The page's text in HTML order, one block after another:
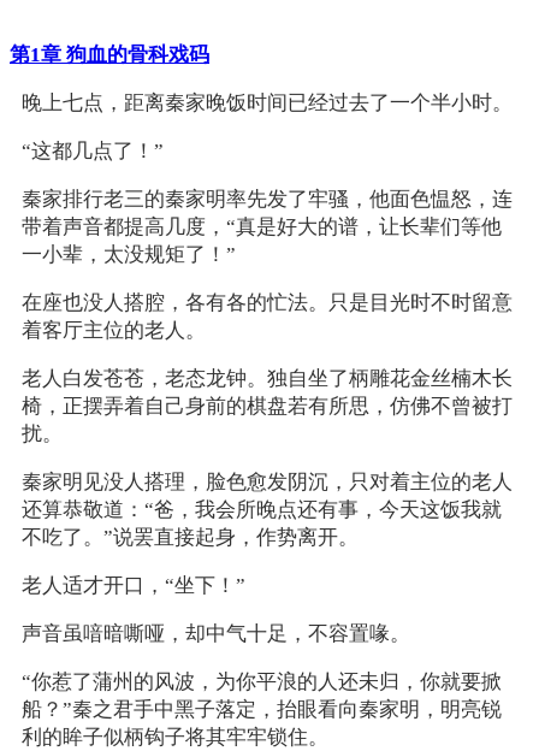
第1章 狗血的骨科戏码
晚上七点，距离秦家晚饭时间已经过去了一个半小时。
“这都几点了！”
秦家排行老三的秦家明率先发了牢骚，他面色愠怒，连
带着声音都提高几度，“真是好大的谱，让长辈们等他
一小辈，太没规矩了！”
在座也没人搭腔，各有各的忙法。只是目光时不时留意
着客厅主位的老人。
老人白发苍苍，老态龙钟。独自坐了柄雕花金丝楠木长
椅，正摆弄着自己身前的棋盘若有所思，仿佛不曾被打
扰。
秦家明见没人搭理，脸色愈发阴沉，只对着主位的老人
还算恭敬道：“爸，我会所晚点还有事，今天这饭我就
不吃了。”说罢直接起身，作势离开。
老人适才开口，“坐下！”
声音虽喑暗嘶哑，却中气十足，不容置喙。
“你惹了蒲州的风波，为你平浪的人还未归，你就要掀
船？”秦之君手中黑子落定，抬眼看向秦家明，明亮锐
利的眸子似柄钩子将其牢牢锁住。